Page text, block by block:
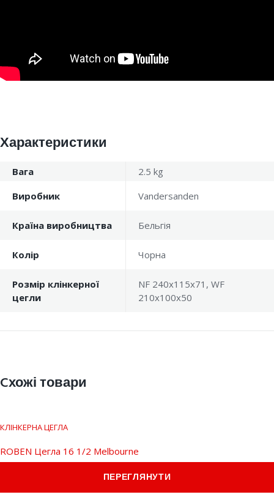
Характеристики
Вага
2.5 kg
Виробник
Vandersanden
Країна виробництва Бельгія
Колір Чорна
Розмір клінкерної
цегли
NF 240x115x71, WF
210x100x50
Cхожі товари
КЛІНКЕРНА ЦЕГЛА
ROBEN Цегла 16 1/2 Melbourne
ПЕРЕГЛЯНУТИ